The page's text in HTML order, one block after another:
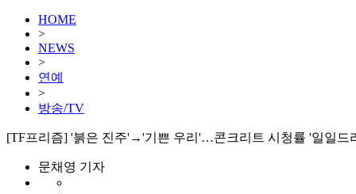
HOME
>
NEWS
>
연예
>
방송/TV
[TF프리즘] '붉은 진주'→'기쁜 우리'…콘크리트 시청률 '일일드
문채영 기자